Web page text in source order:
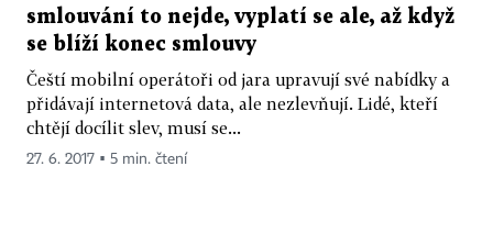
smlouvání to nejde, vyplatí se ale, až když
se blíží konec smlouvy
Čeští mobilní operátoři od jara upravují své nabídky a
přidávají internetová data, ale nezlevňují. Lidé, kteří
chtějí docílit slev, musí se...
27. 6. 2017 ▪ 5 min. čtení